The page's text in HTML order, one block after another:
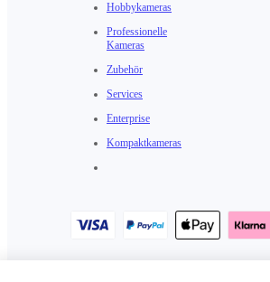
Hobbykameras
Professionelle
Kameras
Zubehör
Services
Enterprise
Kompaktkameras